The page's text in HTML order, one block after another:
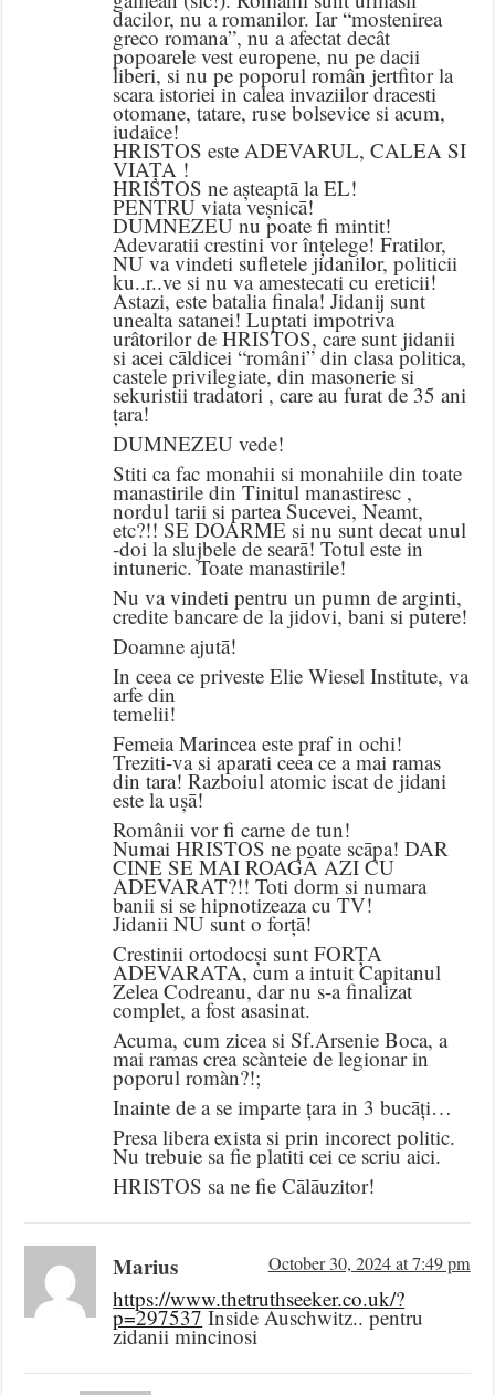
dacilor, nu a romanilor. Iar “mostenirea
greco romana”, nu a afectat decât
popoarele vest europene, nu pe dacii
liberi, si nu pe poporul român jertfitor la
scara istoriei in calea invaziilor dracesti
otomane, tatare, ruse bolsevice si acum,
iudaice!
HRISTOS este ADEVARUL, CALEA SI
VIAȚA !
HRISTOS ne așteaptā la EL!
PENTRU viata veșnicā!
DUMNEZEU nu poate fi mintit!
Adevaratii crestini vor înțelege! Fratilor,
NU va vindeti sufletele jidanilor, politicii
ku..r..ve si nu va amestecati cu ereticii!
Astazi, este batalia finala! Jidanij sunt
unealta satanei! Luptati impotriva
urâtorilor de HRISTOS, care sunt jidanii
si acei cāldicei “români” din clasa politica,
castele privilegiate, din masonerie si
sekuristii tradatori , care au furat de 35 ani
țara!
DUMNEZEU vede!
Stiti ca fac monahii si monahiile din toate
manastirile din Tinitul manastiresc ,
nordul tarii si partea Sucevei, Neamt,
etc?!! SE DOARME si nu sunt decat unul
-doi la slujbele de searā! Totul este in
intuneric. Toate manastirile!
Nu va vindeti pentru un pumn de arginti,
credite bancare de la jidovi, bani si putere!
Doamne ajutā!
In ceea ce priveste Elie Wiesel Institute, va
arfe din
temelii!
Femeia Marincea este praf in ochi!
Treziti-va si aparati ceea ce a mai ramas
din tara! Razboiul atomic iscat de jidani
este la ușā!
Românii vor fi carne de tun!
Numai HRISTOS ne poate scāpa! DAR
CINE SE MAI ROAGĀ AZI CU
ADEVARAT?!! Toti dorm si numara
banii si se hipnotizeaza cu TV!
Jidanii NU sunt o forțā!
Crestinii ortodocși sunt FORȚA
ADEVARATA, cum a intuit Capitanul
Zelea Codreanu, dar nu s-a finalizat
complet, a fost asasinat.
Acuma, cum zicea si Sf.Arsenie Boca, a
mai ramas crea scànteie de legionar in
poporul romàn?!;
Inainte de a se imparte țara in 3 bucāți…
Presa libera exista si prin incorect politic.
Nu trebuie sa fie platiti cei ce scriu aici.
HRISTOS sa ne fie Cālāuzitor!
Marius October 30, 2024 at 7:49 pm
https://www.thetruthseeker.co.uk/?
p=297537Inside Auschwitz.. pentru
zidanii mincinosi